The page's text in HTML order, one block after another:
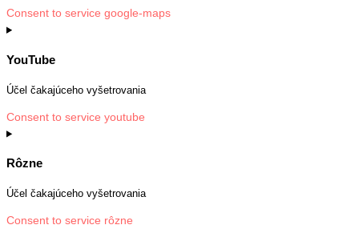
Consent to service google-maps
YouTube
Účel čakajúceho vyšetrovania
Consent to service youtube
Rôzne
Účel čakajúceho vyšetrovania
Consent to service rôzne